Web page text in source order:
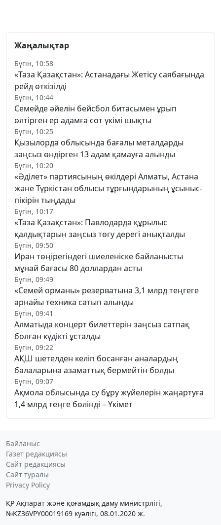
Жаңалықтар
Бүгін, 10:58
«Таза Қазақстан»: Астанадағы Жетісу саябағында
рейд өткізілді
Бүгін, 10:44
Семейде әйелін бейсбол битасымен ұрып
өлтірген ер адамға сот үкімі шықты
Бүгін, 10:25
Қызылорда облысында бағалы металдарды
заңсыз өндірген 13 адам қамауға алынды
Бүгін, 10:20
«Әділет» партиясының өкілдері Алматы, Астана
және Түркістан облысы тұрғындарының ұсыныс-
пікірін тыңдады
Бүгін, 10:17
«Таза Қазақстан»: Павлодарда құрылыс
қалдықтарын заңсыз төгу дерегі анықталды
Бүгін, 09:50
Иран төңірегіндегі шиеленіске байланысты
мұнай бағасы 80 доллардан асты
Бүгін, 09:49
«Семей орманы» резерватына 3,1 млрд теңгеге
арнайы техника сатып алынды
Бүгін, 09:41
Алматыда концерт билеттерін заңсыз сатпақ
болған күдікті ұсталды
Бүгін, 09:22
АҚШ шетелден келіп босанған аналардың
балаларына азаматтық бермейтін болды
Бүгін, 09:07
Ақмола облысында су бұру жүйелерін жаңартуға
1,4 млрд теңге бөлінді – Үкімет
Байланыс
Газет редакциясы
Сайт редакциясы
Сайт туралы
Privacy Policy
ҚР Ақпарат және қоғамдық даму министрлігі,
№KZ36VPY00019169 куәлігі, 08.01.2020 ж.